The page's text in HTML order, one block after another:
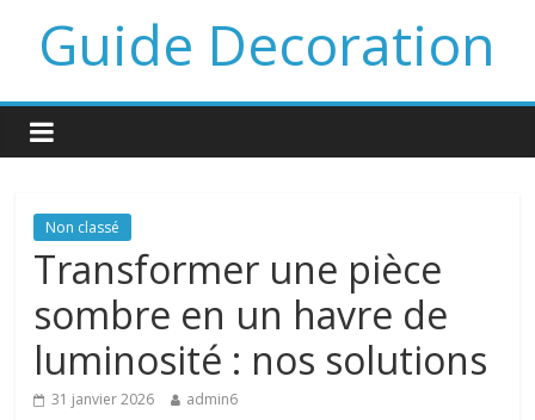
Guide Decoration
Non classé
Transformer une pièce
sombre en un havre de
luminosité : nos solutions
31 janvier 2026 admin6